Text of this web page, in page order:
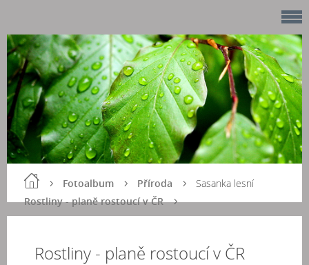
Fotoalbum
Příroda
Rostliny - planě rostoucí v ČR
Sasanka lesní
Rostliny - planě rostoucí v ČR